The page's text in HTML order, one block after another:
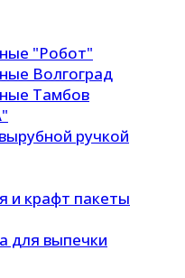
"Робот"
Волгоград
Тамбов
ручкой
и крафт пакеты
для выпечки